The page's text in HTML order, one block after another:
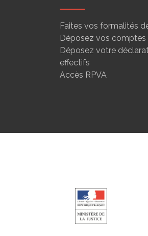
Faites vos formalités
Déposez vos comptes
Déposez votre
effectifs
Accès RPVA